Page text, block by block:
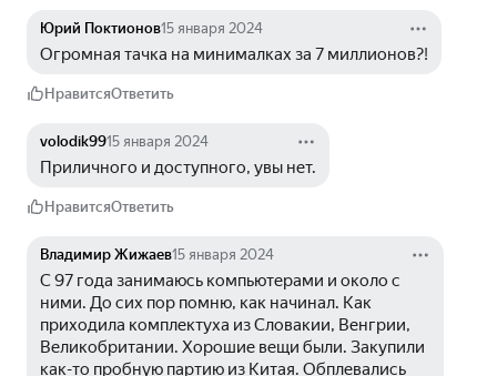
Юрий Поктионов15 января 2024
Огромная тачка на минималках за 7 миллионов?!
НравитсяОтветить
volodik9915 января 2024
Приличного и доступного, увы нет.
НравитсяОтветить
Владимир Жижаев15 января 2024
С 97 года занимаюсь компьютерами и около с
ними. До сих пор помню, как начинал. Как
приходила комплектуха из Словакии, Венгрии,
Великобритании. Хорошие вещи были. Закупили
как-то пробную партию из Китая. Обплевались